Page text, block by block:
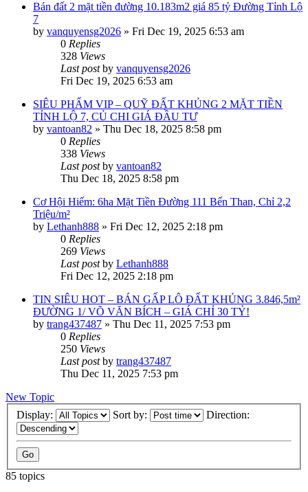
Bán đất 2 mặt tiền đường 10.183m2 giá 85 tỷ Đường Tỉnh Lộ
7
by vanquyensg2026 » Fri Dec 19, 2025 6:53 am
0 Replies
328 Views
Last postby vanquyensg2026
Fri Dec 19, 2025 6:53 am
SIÊU PHẨM VIP – QUỸ ĐẤT KHỦNG 2 MẶT TIỀN
TỈNH LỘ 7, CỦ CHI GIÁ ĐẦU TƯ
by vantoan82 » Thu Dec 18, 2025 8:58 pm
0 Replies
338 Views
Last postby vantoan82
Thu Dec 18, 2025 8:58 pm
Cơ Hội Hiếm: 6ha Mặt Tiền Đường 111 Bến Than, Chỉ 2,2
Triệu/m²
by Lethanh888 » Fri Dec 12, 2025 2:18 pm
0 Replies
269 Views
Last postby Lethanh888
Fri Dec 12, 2025 2:18 pm
TIN SIÊU HOT – BÁN GẤP LÔ ĐẤT KHỦNG 3.846,5m²
ĐƯỜNG 1/ VÕ VĂN BÍCH – GIÁ CHỈ 30 TỶ!
by trang437487 » Thu Dec 11, 2025 7:53 pm
0 Replies
250 Views
Last postby trang437487
Thu Dec 11, 2025 7:53 pm
New Topic
Display:
Sort by: Direction:
85 topics